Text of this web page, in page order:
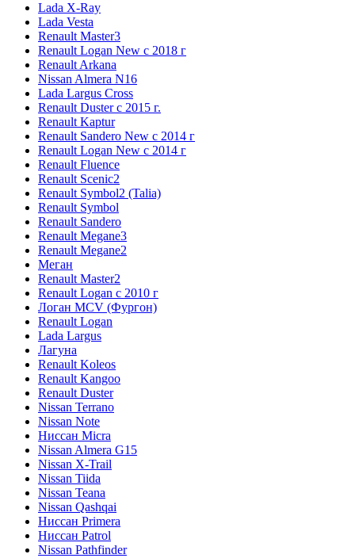
Lada X-Ray
Lada Vesta
Renault Master3
Renault Logan New с 2018 г
Renault Arkana
Nissan Almera N16
Lada Largus Cross
Renault Duster с 2015 г.
Renault Kaptur
Renault Sandero New с 2014 г
Renault Logan New с 2014 г
Renault Fluence
Renault Scenic2
Renault Symbol2 (Talia)
Renault Symbol
Renault Sandero
Renault Megane3
Renault Megane2
Меган
Renault Master2
Renault Logan c 2010 г
Логан МСV (Фургон)
Renault Logan
Lada Largus
Лагуна
Renault Koleos
Renault Kangoo
Renault Duster
Nissan Terrano
Nissan Note
Ниссан Micra
Nissan Almera G15
Nissan X-Trail
Nissan Tiida
Nissan Teana
Nissan Qashqai
Ниссан Primera
Ниссан Patrol
Nissan Pathfinder